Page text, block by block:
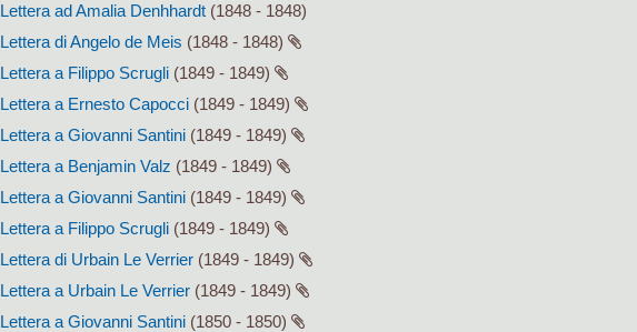
Lettera ad Amalia Denhhardt (1848 - 1848)
Lettera di Angelo de Meis (1848 - 1848)
Lettera a Filippo Scrugli (1849 - 1849)
Lettera a Ernesto Capocci (1849 - 1849)
Lettera a Giovanni Santini (1849 - 1849)
Lettera a Benjamin Valz (1849 - 1849)
Lettera a Giovanni Santini (1849 - 1849)
Lettera a Filippo Scrugli (1849 - 1849)
Lettera di Urbain Le Verrier (1849 - 1849)
Lettera a Urbain Le Verrier (1849 - 1849)
Lettera a Giovanni Santini (1850 - 1850)